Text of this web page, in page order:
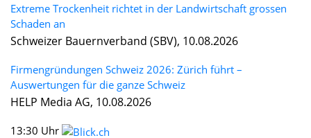
Extreme Trockenheit richtet in der Landwirtschaft grossen
Schaden an
Schweizer Bauernverband (SBV), 10.08.2026
Firmengründungen Schweiz 2026: Zürich führt –
Auswertungen für die ganze Schweiz
HELP Media AG, 10.08.2026
13:30 Uhr